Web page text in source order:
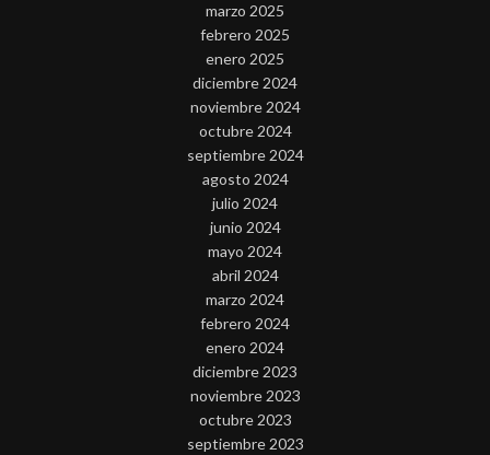
marzo 2025
febrero 2025
enero 2025
diciembre 2024
noviembre 2024
octubre 2024
septiembre 2024
agosto 2024
julio 2024
junio 2024
mayo 2024
abril 2024
marzo 2024
febrero 2024
enero 2024
diciembre 2023
noviembre 2023
octubre 2023
septiembre 2023